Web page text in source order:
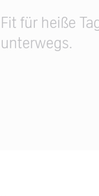
Fit für heiße
unterwegs.